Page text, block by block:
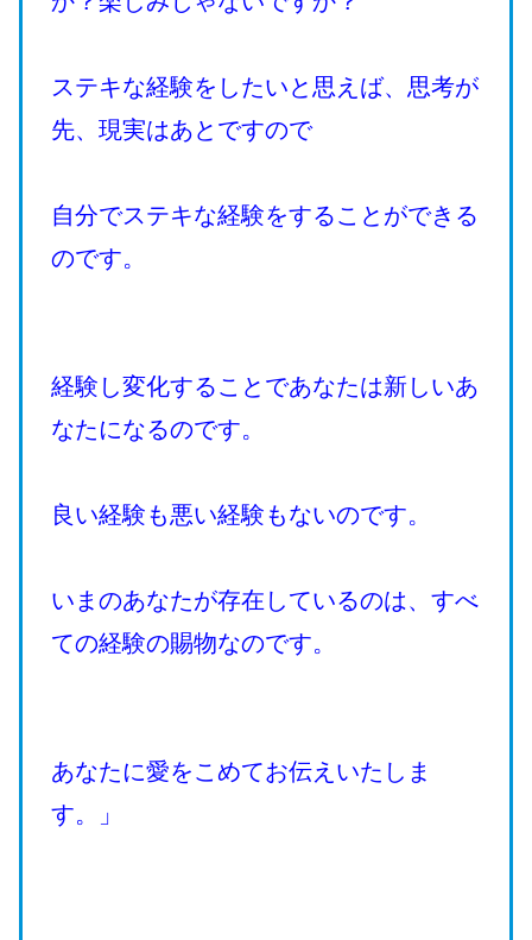
ステキな経験をしたいと思えば、思考が
先、現実はあとですので
自分でステキな経験をすることができる
のです。
経験し変化することであなたは新しいあ
なたになるのです。
良い経験も悪い経験もないのです。
いまのあなたが存在しているのは、すべ
ての経験の賜物なのです。
あなたに愛をこめてお伝えいたしま
す。」